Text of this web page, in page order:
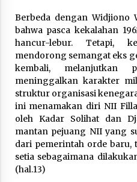
Berbeda dengan Widjiono
bahwa pasca kekalahan
hancur-lebur. Tetapi,
mendorong semangat eks
kembali, melanjutkan
meninggalkan karakter
struktur organisasi
ini menamakan diri NII
oleh Kadar Solihat dan
mantan pejuang NII yang
dari pemerintah orde baru,
setia sebagaimana
(hal.13)